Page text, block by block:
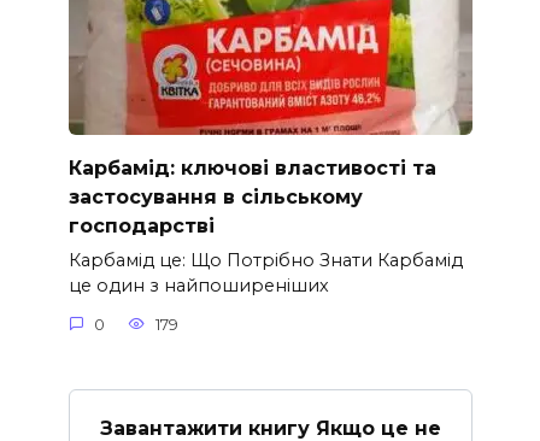
Карбамід: ключові властивості та
застосування в сільському
господарстві
Карбамід це: Що Потрібно Знати Карбамід
це один з найпоширеніших
0 179
Завантажити книгу Якщо це не